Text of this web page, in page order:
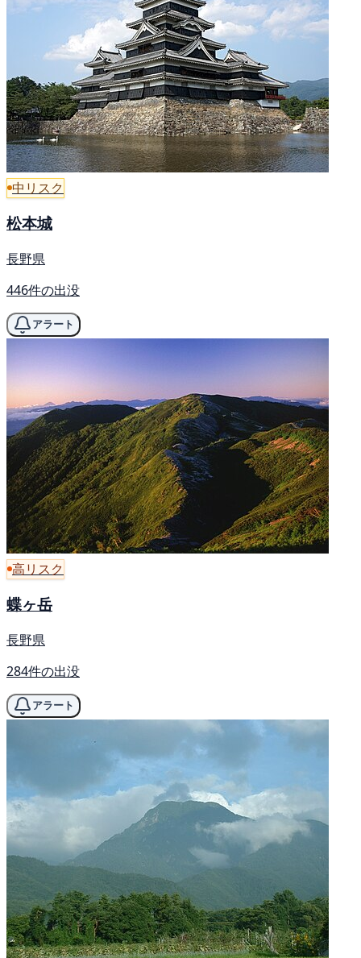
中リスク
松本城
長野県
446件の出没
アラート
高リスク
蝶ヶ岳
長野県
284件の出没
アラート